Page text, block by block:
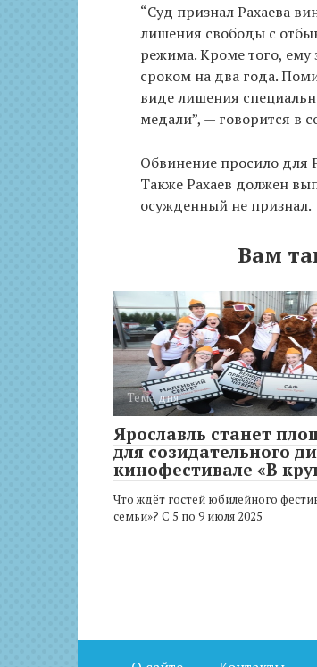
“Суд признал Рахаева
лишения свободы с
режима. Кроме того, ему
сроком на два года.
виде лишения
медали”, — говорится в
Обвинение просило для
Также Рахаев должен
осужденный не признал.
Вам
Тема дня
Ярославль станет
для созидательного
кинофестивале «В
Что ждёт гостей юбилейного
семьи»? С 5 по 9 июля 2025